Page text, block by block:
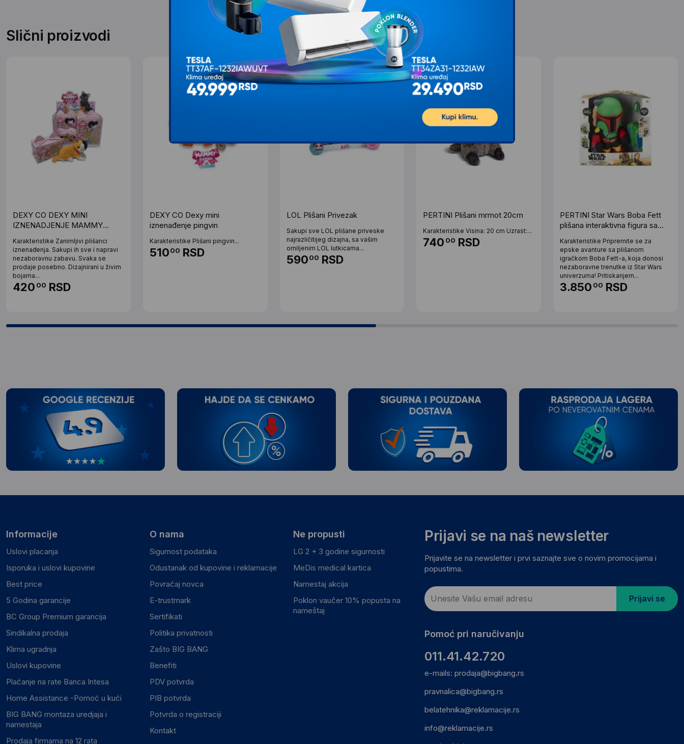
Slični proizvodi
DEXY CO DEXY MINI
IZNENADJENJE MAMMY
Karakteristike Zanimljivi plišanci
iznenađenja. Sakupi ih sve i napravi
nezaboravnu zabavu. Svaka se
prodaje posebno. Dizajnirani u živim
bojama...
420 00 RSD
DEXY CO Dexy mini
iznenađenje pingvin
Karakteristike Plišani pingvin...
51000 RSD
LOL Plišani Privezak
Sakupi sve LOL plišane priveske
najrazličitijeg dizajna, sa vašim
omiljenim LOL lutkicama...
59000 RSD
PERTINI Plišani mrmot 20cm
Karakteristike Visina: 20 cm Uzrast:...
740 00 RSD
PERTINI Star Wars Boba Fett
plišana interaktivna figura sa
Karakteristike Pripremite se za
epske avanture sa plišanom
igračkom Boba Fett-a, koja donosi
nezaboravne trenutke iz Star Wars
univerzuma! Pritiskanjem...
3.850 00 RSD
Informacije
Uslovi placanja
Isporuka i uslovi kupovine
Best price
5 Godina garancije
BC Group Premium garancija
Sindikalna prodaja
Klima ugradnja
Uslovi kupovine
Plaćanje na rate Banca Intesa
Home Assistance -Pomoć u kući
BIG BANG montaza uredjaja i
namestaja
Prodaja firmama na 12 rata
O nama
Sigurnost podataka
Odustanak od kupovine i reklamacije
Povraćaj novca
E-trustmark
Sertifikati
Politika privatnosti
Zašto BIG BANG
Benefiti
PDV potvrda
PIB potvrda
Potvrda o registraciji
Kontakt
Ne propusti
LG 2 + 3 godine sigurnosti
MeDis medical kartica
Namestaj akcija
Poklon vaučer 10% popusta na
nameštaj
Prijavi se na naš newsletter
Prijavite se na newsletter i prvi saznajte sve o novim promocijama i
popustima.
Prijavi se
Pomoć pri naručivanju
011.41.42.720
e-mails: prodaja@bigbang.rs
pravnalica@bigbang.rs
belatehnika@reklamacije.rs
info@reklamacije.rs